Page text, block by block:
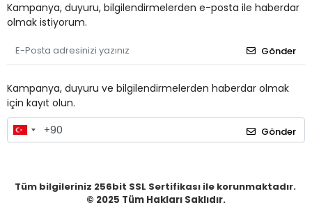
Kampanya, duyuru, bilgilendirmelerden e-posta ile haberdar
olmak istiyorum.
Gönder
Kampanya, duyuru ve bilgilendirmelerden haberdar olmak
için kayıt olun.
Gönder
Tüm bilgileriniz 256bit SSL Sertifikası ile korunmaktadır.
© 2025 Tüm Hakları Saklıdır.